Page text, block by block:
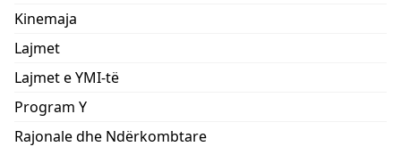
Kinemaja
Lajmet
Lajmet e YMI-të
Program Y
Rajonale dhe Ndërkombtare